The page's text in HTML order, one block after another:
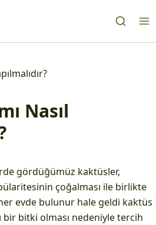
Nasıl
gördüğümüz kaktüsler,
çoğalması ile birlikte
evde bulunur hale geldi kaktüs
bir bitki olması nedeniyle tercih